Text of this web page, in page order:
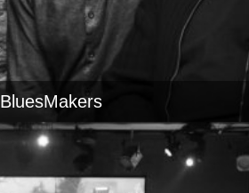
BluesMakers